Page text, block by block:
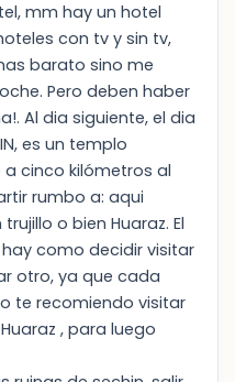
mm hay un hotel
con tv y sin tv,
barato sino me
Pero deben haber
Al dia siguiente, el dia
es un templo
cinco kilómetros al
rumbo a: aqui
o bien Huaraz. El
como decidir visitar
otro, ya que cada
te recomiendo visitar
, para luego